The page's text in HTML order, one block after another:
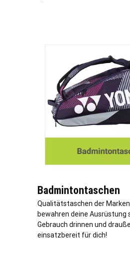
Badmintontaschen
Qualitätstaschen der
bewahren deine Ausrüstung
Gebrauch drinnen und
einsatzbereit für dich!